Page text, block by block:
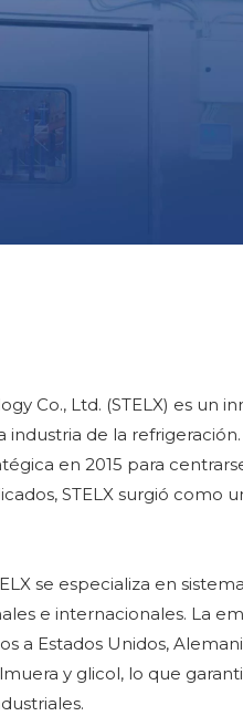
Co., Ltd. (STELX) es
de la
en 2015 para
STELX surgió
se especializa en
e internacionales. La
a Estados Unidos,
y glicol, lo que